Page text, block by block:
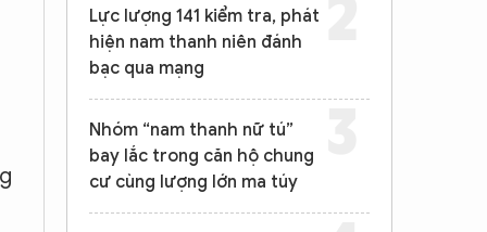
Lực lượng 141 kiểm tra, phát
hiện nam thanh niên đánh
bạc qua mạng
Nhóm “nam thanh nữ tú”
bay lắc trong căn hộ chung
cư cùng lượng lớn ma túy